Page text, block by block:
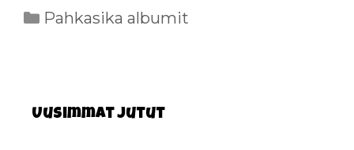
Kategoriat
Pahkasika albumit
Uusimmat jutut